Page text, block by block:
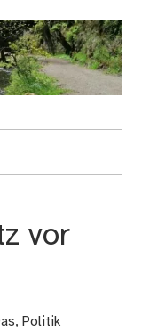
vor
, Politik